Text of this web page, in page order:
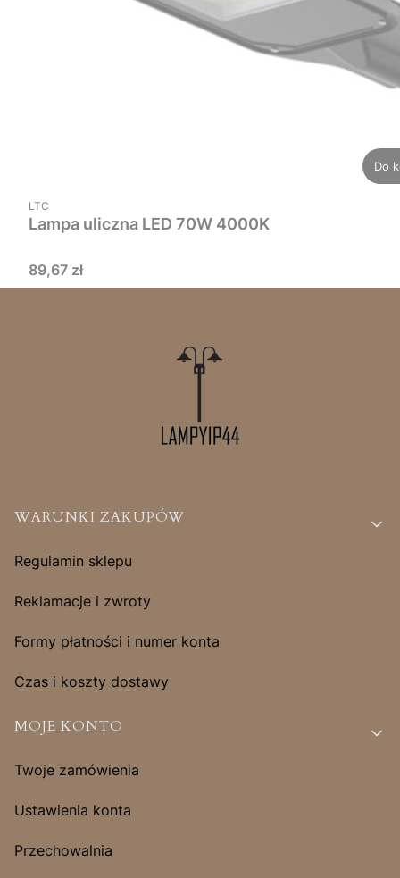
Do
PRODUCENT
LTC
Lampa uliczna LED 70W 4000K
Cena
89,67 zł
Linki w stopce
WARUNKI ZAKUPÓW
Regulamin sklepu
Reklamacje i zwroty
Formy płatności i numer konta
Czas i koszty dostawy
MOJE KONTO
Twoje zamówienia
Ustawienia konta
Przechowalnia